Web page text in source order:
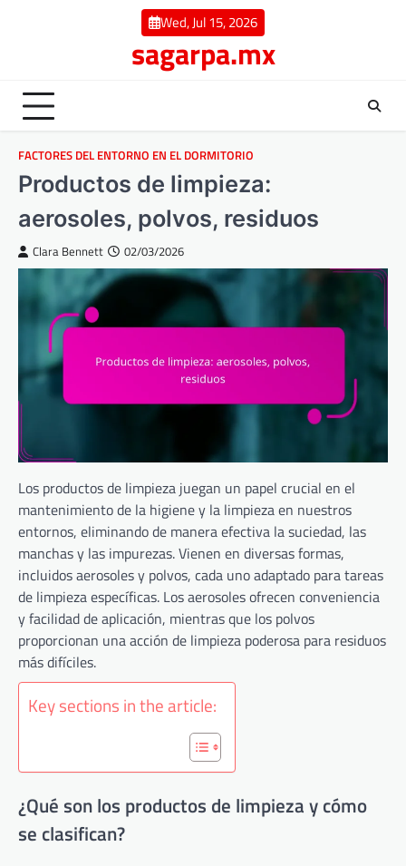
Wed, Jul 15, 2026
sagarpa.mx
FACTORES DEL ENTORNO EN EL DORMITORIO
Productos de limpieza:
aerosoles, polvos, residuos
Clara Bennett 02/03/2026
Los productos de limpieza juegan un papel crucial en el
mantenimiento de la higiene y la limpieza en nuestros
entornos, eliminando de manera efectiva la suciedad, las
manchas y las impurezas. Vienen en diversas formas,
incluidos aerosoles y polvos, cada uno adaptado para tareas
de limpieza específicas. Los aerosoles ofrecen conveniencia
y facilidad de aplicación, mientras que los polvos
proporcionan una acción de limpieza poderosa para residuos
más difíciles.
Key sections in the article:
¿Qué son los productos de limpieza y cómo
se clasifican?